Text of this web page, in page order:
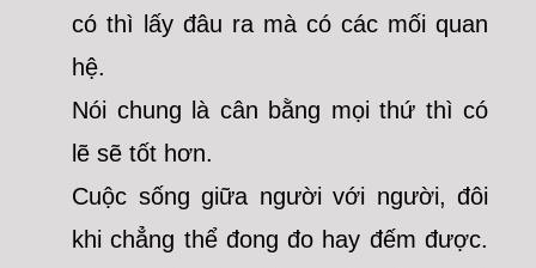
có thì lấy đâu ra mà có các mối quan
hệ.
Nói chung là cân bằng mọi thứ thì có
lẽ sẽ tốt hơn.
Cuộc sống giữa người với người, đôi
khi chẳng thể đong đo hay đếm được.